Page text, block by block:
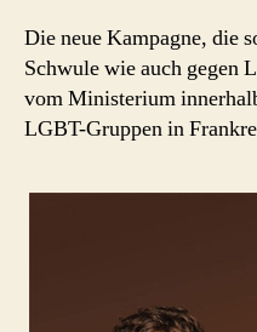
Die neue Kampagne, die
Schwule wie auch gegen
vom Ministerium
LGBT-Gruppen in